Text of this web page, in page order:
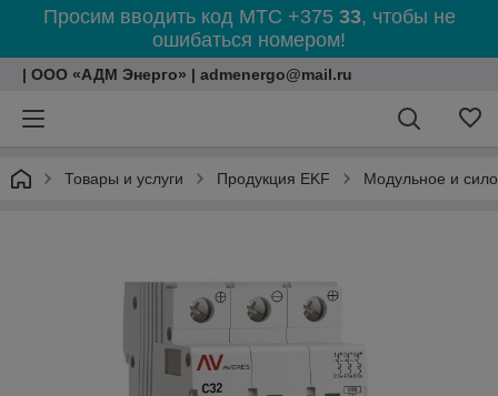
Просим вводить код МТС +375 33, чтобы не
ошибаться номером!
| ООО «АДМ Энерго» | admenergo@mail.ru
Товары и услуги Продукция EKF Модульное и